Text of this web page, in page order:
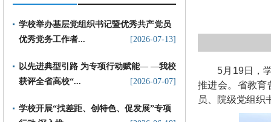
学校举办基层党组织书记暨优秀共产党员
优秀党务工作者...
[2026-07-13]
以先进典型引路 为专项行动赋能— —我校
获评全省高校“...
[2026-07-07]
​学校开展“找差距、创特色、促发展”专项
5月19日，
推进会。省教育
员、院级党组织